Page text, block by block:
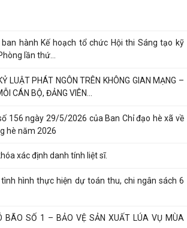
tình hình thực hiện dự toán thu, chi ngân sách 6
KỲ HỌP THƯỜNG LỆ...